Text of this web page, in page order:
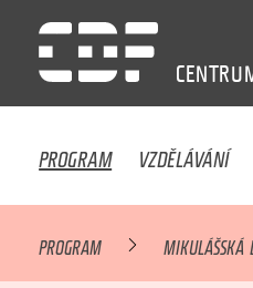
PROGRAM VZDĚLÁVÁNÍ
PROGRAM MIKULÁŠSKÁ